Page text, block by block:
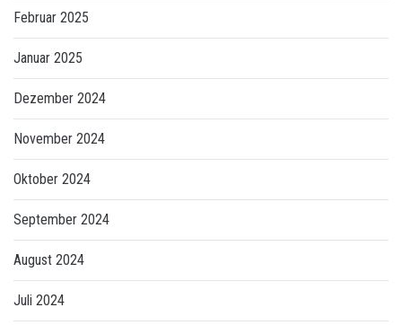
Februar 2025
Januar 2025
Dezember 2024
November 2024
Oktober 2024
September 2024
August 2024
Juli 2024